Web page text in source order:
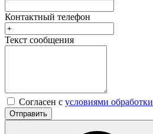
Контактный телефон
Текст сообщения
Согласен с условиями обработки
Отправить